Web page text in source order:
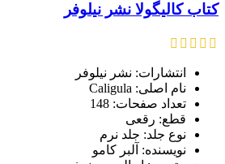
کتاب کالیگولا نشر نیلوفر
انتشارات: نشر نیلوفر
نام اصلی: Caligula
تعداد صفحات: 148
قطع: رقعی
نوع جلد: جلد نرم
نویسنده: آلبر کامو